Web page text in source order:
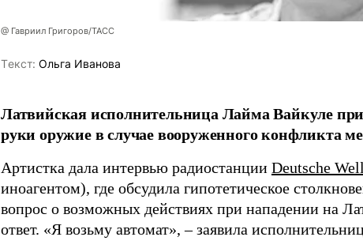
@ Гавриил Григоров/ТАСС
Tекст: Ольга Иванова
Латвийская исполнительница Лайма Вайкуле
руки оружие в случае вооруженного конфликта
Артистка дала интервью радиостанции Deutsche
иноагентом), где обсудила гипотетическое
вопрос о возможных действиях при нападении на
ответ. «Я возьму автомат», – заявила